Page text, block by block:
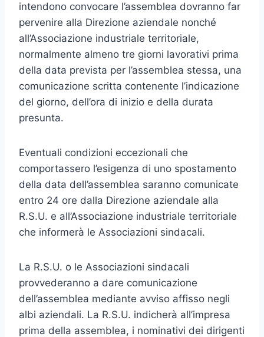
intendono convocare l’assemblea dovranno far
pervenire alla Direzione aziendale nonché
all’Associazione industriale territoriale,
normalmente almeno tre giorni lavorativi prima
della data prevista per l’assemblea stessa, una
comunicazione scritta contenente l’indicazione
del giorno, dell’ora di inizio e della durata
presunta.
Eventuali condizioni eccezionali che
comportassero l’esigenza di uno spostamento
della data dell’assemblea saranno comunicate
entro 24 ore dalla Direzione aziendale alla
R.S.U. e all’Associazione industriale territoriale
che informerà le Associazioni sindacali.
La R.S.U. o le Associazioni sindacali
provvederanno a dare comunicazione
dell’assemblea mediante avviso affisso negli
albi aziendali. La R.S.U. indicherà all’impresa
prima della assemblea, i nominativi dei dirigenti